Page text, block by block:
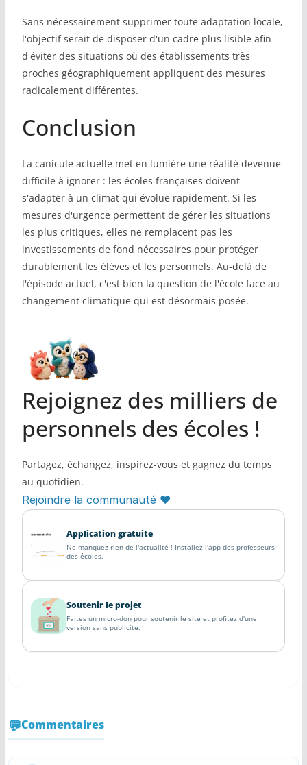
Sans nécessairement supprimer toute adaptation locale,
l'objectif serait de disposer d'un cadre plus lisible afin
d'éviter des situations où des établissements très
proches géographiquement appliquent des mesures
radicalement différentes.
Conclusion
La canicule actuelle met en lumière une réalité devenue
difficile à ignorer : les écoles françaises doivent
s'adapter à un climat qui évolue rapidement. Si les
mesures d'urgence permettent de gérer les situations
les plus critiques, elles ne remplacent pas les
investissements de fond nécessaires pour protéger
durablement les élèves et les personnels. Au-delà de
l'épisode actuel, c'est bien la question de l'école face au
changement climatique qui est désormais posée.
Rejoignez des milliers de
personnels des écoles !
Partagez, échangez, inspirez-vous et gagnez du temps
au quotidien.
Rejoindre la communauté ♥
Application gratuite
Ne manquez rien de l'actualité ! Installez l'app des professeurs
des écoles.
Soutenir le projet
Faites un micro-don pour soutenir le site et profitez d'une
version sans publicite.
Commentaires